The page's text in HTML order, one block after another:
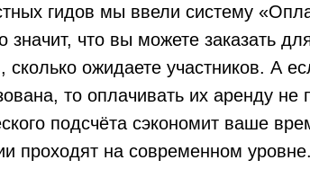
гидов мы ввели систему
значит, что вы можете заказать
сколько ожидаете участников. А
то оплачивать их аренду не
подсчёта сэкономит ваше
проходят на современном